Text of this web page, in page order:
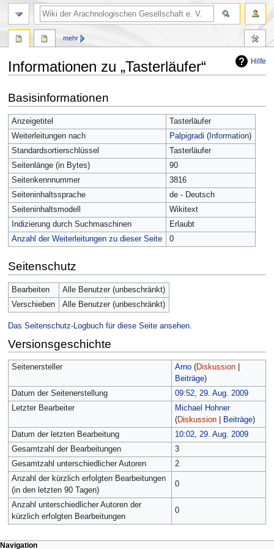
Hilfe
Informationen zu „Tasterläufer“
Navigation
springen
Suche
springen
Basisinformationen
Anzeigetitel
Tasterläufer
Weiterleitungen nach
Palpigradi (Information)
Standardsortierschlüssel
Tasterläufer
Seitenlänge (in Bytes)
90
Seitenkennnummer
3816
Seiteninhaltssprache
de - Deutsch
Seiteninhaltsmodell
Wikitext
Indizierung durch Suchmaschinen
Erlaubt
Anzahl der Weiterleitungen zu dieser Seite
0
Seitenschutz
Bearbeiten
Alle Benutzer (unbeschränkt)
Verschieben
Alle Benutzer (unbeschränkt)
Das Seitenschutz-Logbuch für diese Seite ansehen.
Versionsgeschichte
Seitenersteller Arno (Diskussion|
Beiträge)
Datum der Seitenerstellung
09:52, 29. Aug. 2009
Letzter Bearbeiter
Michael Hohner
(Diskussion| Beiträge)
Datum der letzten Bearbeitung
10:02, 29. Aug. 2009
Gesamtzahl der Bearbeitungen
3
Gesamtzahl unterschiedlicher Autoren
2
Anzahl der kürzlich erfolgten Bearbeitungen
(in den letzten 90 Tagen)
0
Anzahl unterschiedlicher Autoren der
kürzlich erfolgten Bearbeitungen
0
mehr
Navigation